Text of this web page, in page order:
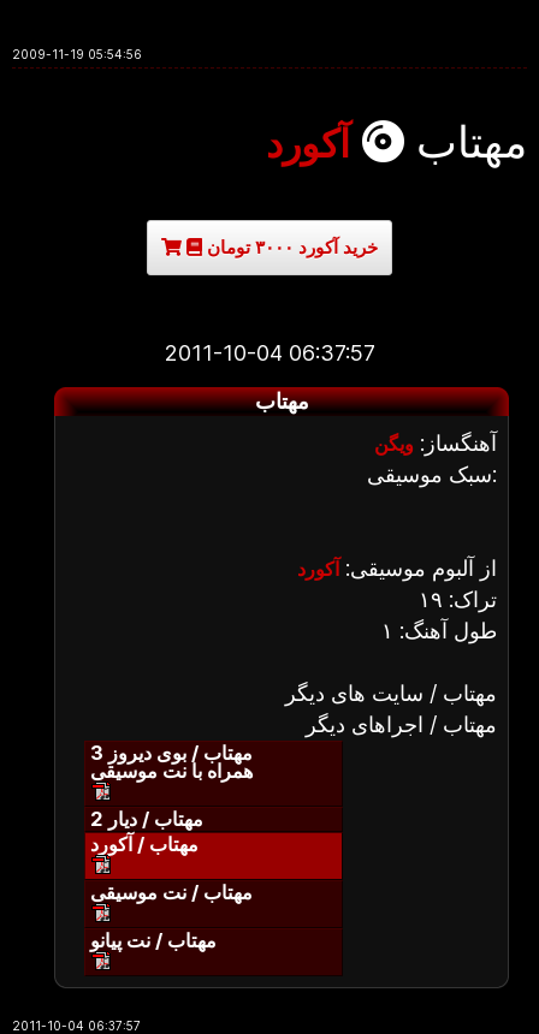
2009-11-19 05:54:56
مهتاب آکورد
خرید آکورد ۳۰۰۰ تومان
2011-10-04 06:37:57
مهتاب
آهنگساز: ویگن
سبک موسیقی:
از آلبوم موسیقی: آکورد
تراک: ۱۹
طول آهنگ: ۱
مهتاب / سایت های دیگر
مهتاب / اجراهای دیگر
مهتاب / بوی دیروز 3
همراه با نت موسیقی
مهتاب / دیار 2
مهتاب / آکورد
مهتاب / نت موسیقی
مهتاب / نت پیانو
2011-10-04 06:37:57